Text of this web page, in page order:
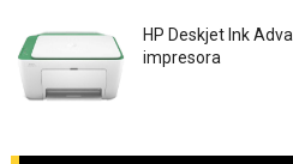
HP Deskjet Ink
impresora